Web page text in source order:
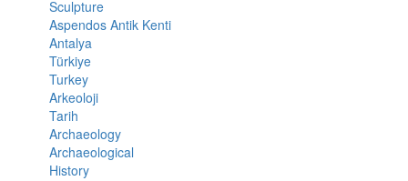
Sculpture
Aspendos Antik Kenti
Antalya
Türkiye
Turkey
Arkeoloji
Tarih
Archaeology
Archaeological
History